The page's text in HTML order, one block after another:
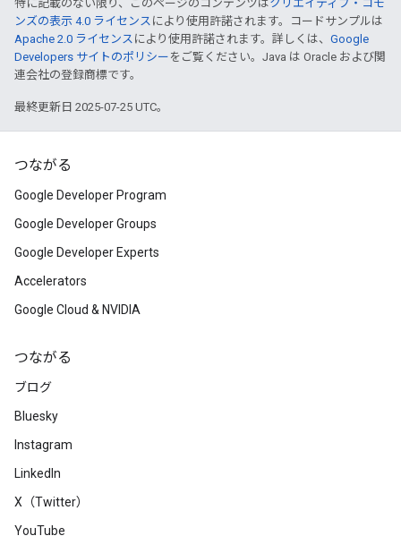
特に記載のない限り、このページのコンテンツはクリエイティブ・コモ
ンズの表示 4.0 ライセンス により使用許諾されます。コードサンプルは
Apache 2.0 ライセンス により使用許諾されます。詳しくは、 Google
Developers サイトのポリシー をご覧ください。Java は Oracle および関
連会社の登録商標です。
最終更新日 2025-07-25 UTC。
つながる
Google Developer Program
Google Developer Groups
Google Developer Experts
Accelerators
Google Cloud & NVIDIA
つながる
ブログ
Bluesky
Instagram
LinkedIn
X（Twitter）
YouTube